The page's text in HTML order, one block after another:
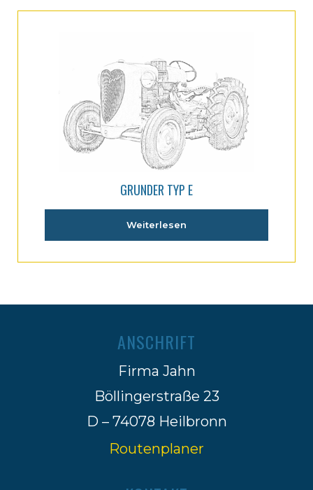
GRUNDER TYP E
Weiterlesen
ANSCHRIFT
Firma Jahn
Böllingerstraße 23
D – 74078 Heilbronn
Routenplaner